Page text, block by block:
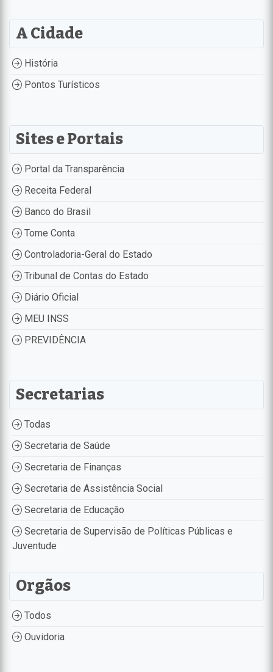
A Cidade
História
Pontos Turísticos
Sites e Portais
Portal da Transparência
Receita Federal
Banco do Brasil
Tome Conta
Controladoria-Geral do Estado
Tribunal de Contas do Estado
Diário Oficial
MEU INSS
PREVIDÊNCIA
Secretarias
Todas
Secretaria de Saúde
Secretaria de Finanças
Secretaria de Assistência Social
Secretaria de Educação
Secretaria de Supervisão de Políticas Públicas e
Juventude
Orgãos
Todos
Ouvidoria